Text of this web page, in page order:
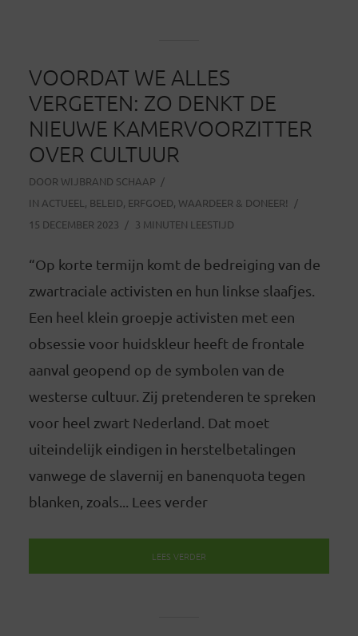
VOORDAT WE ALLES
VERGETEN: ZO DENKT DE
NIEUWE KAMERVOORZITTER
OVER CULTUUR
DOOR WIJBRAND SCHAAP
IN ACTUEEL , BELEID, ERFGOED, WAARDEER & DONEER!
15 DECEMBER 2023
3 MINUTEN LEESTIJD
“Op korte termijn komt de bedreiging van de
zwartraciale activisten en hun linkse slaafjes.
Een heel klein groepje activisten met een
obsessie voor huidskleur heeft de frontale
aanval geopend op de symbolen van de
westerse cultuur. Zij pretenderen te spreken
voor heel zwart Nederland. Dat moet
uiteindelijk eindigen in herstelbetalingen
vanwege de slavernij en banenquota tegen
blanken, zoals... Lees verder
LEES VERDER